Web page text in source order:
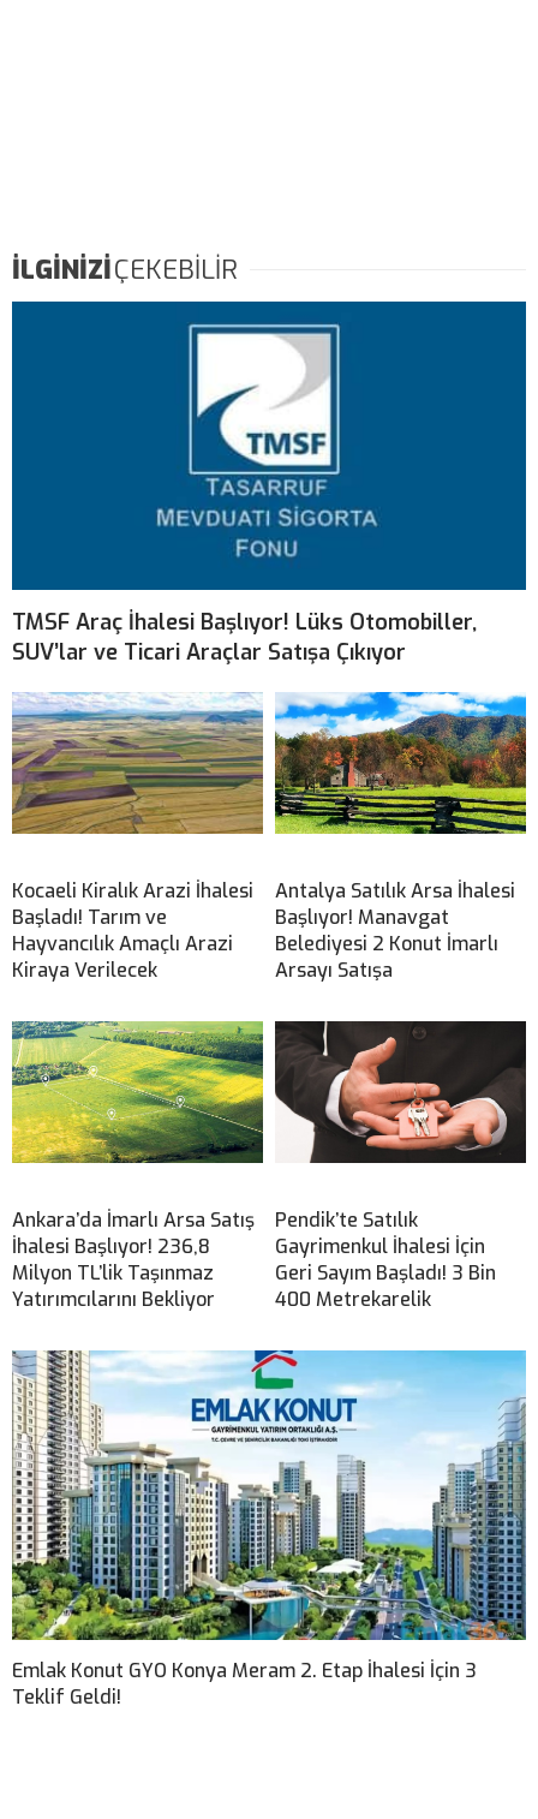
İLGİNİZİÇEKEBİLİR
TMSF Araç İhalesi Başlıyor! Lüks Otomobiller,
SUV’lar ve Ticari Araçlar Satışa Çıkıyor
Kocaeli Kiralık Arazi İhalesi
Başladı! Tarım ve
Hayvancılık Amaçlı Arazi
Kiraya Verilecek
Antalya Satılık Arsa İhalesi
Başlıyor! Manavgat
Belediyesi 2 Konut İmarlı
Arsayı Satışa
Ankara’da İmarlı Arsa Satış
İhalesi Başlıyor! 236,8
Milyon TL’lik Taşınmaz
Yatırımcılarını Bekliyor
Pendik’te Satılık
Gayrimenkul İhalesi İçin
Geri Sayım Başladı! 3 Bin
400 Metrekarelik
Emlak Konut GYO Konya Meram 2. Etap İhalesi İçin 3
Teklif Geldi!